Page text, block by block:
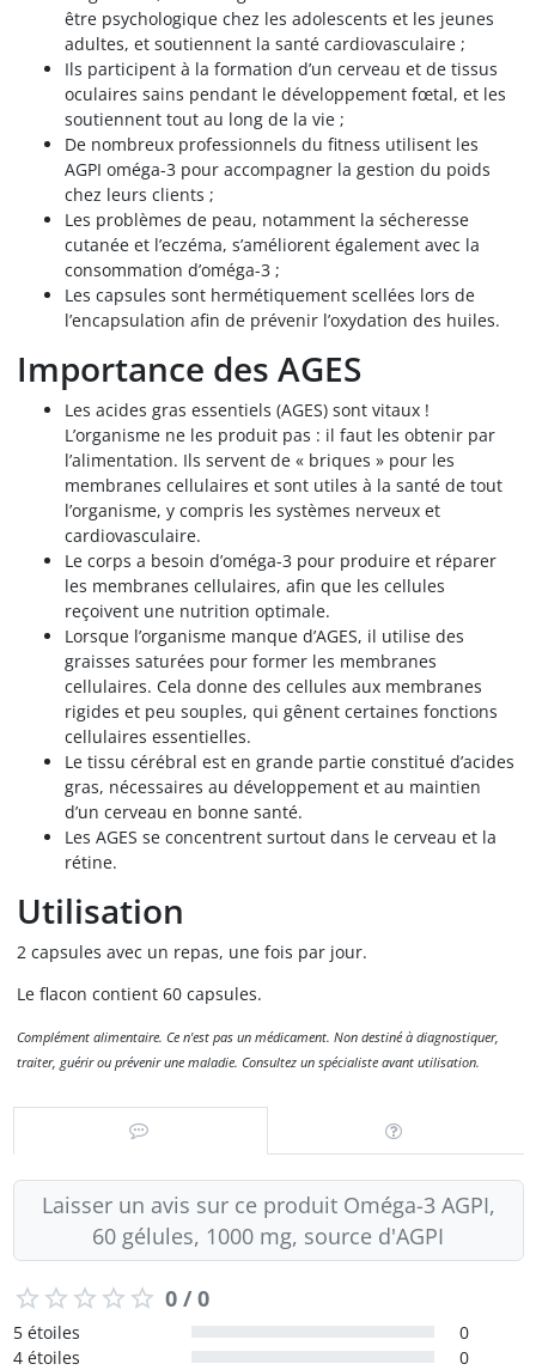
être psychologique chez les adolescents et les jeunes
adultes, et soutiennent la santé cardiovasculaire ;
Ils participent à la formation d’un cerveau et de tissus
oculaires sains pendant le développement fœtal, et les
soutiennent tout au long de la vie ;
De nombreux professionnels du fitness utilisent les
AGPI oméga-3 pour accompagner la gestion du poids
chez leurs clients ;
Les problèmes de peau, notamment la sécheresse
cutanée et l’eczéma, s’améliorent également avec la
consommation d’oméga-3 ;
Les capsules sont hermétiquement scellées lors de
l’encapsulation afin de prévenir l’oxydation des huiles.
Importance des AGES
Les acides gras essentiels (AGES) sont vitaux !
L’organisme ne les produit pas : il faut les obtenir par
l’alimentation. Ils servent de « briques » pour les
membranes cellulaires et sont utiles à la santé de tout
l’organisme, y compris les systèmes nerveux et
cardiovasculaire.
Le corps a besoin d’oméga-3 pour produire et réparer
les membranes cellulaires, afin que les cellules
reçoivent une nutrition optimale.
Lorsque l’organisme manque d’AGES, il utilise des
graisses saturées pour former les membranes
cellulaires. Cela donne des cellules aux membranes
rigides et peu souples, qui gênent certaines fonctions
cellulaires essentielles.
Le tissu cérébral est en grande partie constitué d’acides
gras, nécessaires au développement et au maintien
d’un cerveau en bonne santé.
Les AGES se concentrent surtout dans le cerveau et la
rétine.
Utilisation
2 capsules avec un repas, une fois par jour.
Le flacon contient 60 capsules.
Complément alimentaire. Ce n'est pas un médicament. Non destiné à diagnostiquer,
traiter, guérir ou prévenir une maladie. Consultez un spécialiste avant utilisation.
Laisser un avis sur ce produit Oméga-3 AGPI,
60 gélules, 1000 mg, source d'AGPI
0 / 0
5 étoiles
0
4 étoiles
0